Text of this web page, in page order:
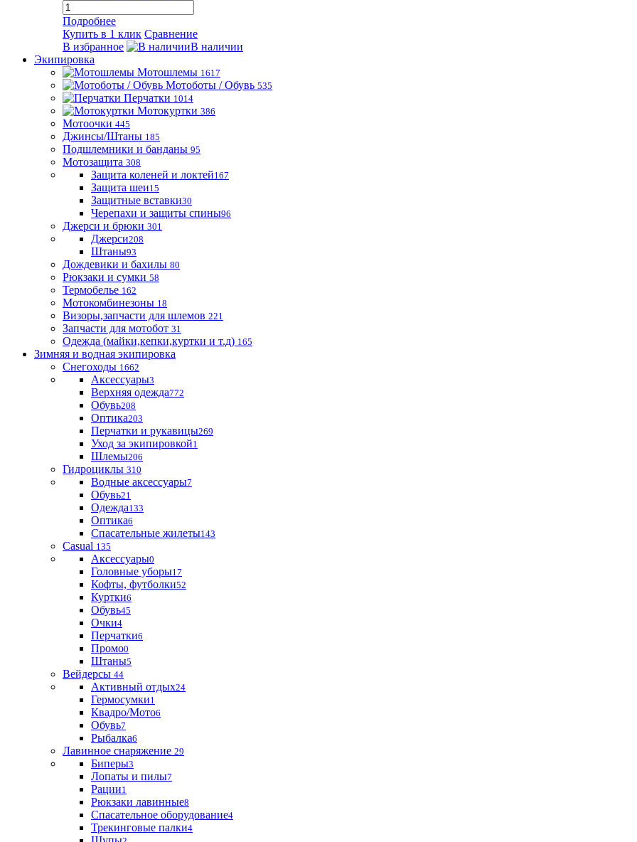
Подробнее
Купить в 1 клик Сравнение
В избранное
В наличии
Экипировка
Мотошлемы 1617
Мотоботы / Обувь 535
Перчатки 1014
Мотокуртки 386
Мотоочки 445
Джинсы/Штаны 185
Подшлемники и банданы 95
Мотозащита 308
Защита коленей и локтей167
Защита шеи15
Защитные вставки30
Черепахи и защиты спины96
Джерси и брюки 301
Джерси208
Штаны93
Дождевики и бахилы 80
Рюкзаки и сумки 58
Термобелье 162
Мотокомбинезоны 18
Визоры,запчасти для шлемов 221
Запчасти для мотобот 31
Одежда (майки,кепки,куртки и т.д) 165
Зимняя и водная экипировка
Снегоходы 1662
Аксессуары3
Верхняя одежда772
Обувь208
Оптика203
Перчатки и рукавицы269
Уход за экипировкой1
Шлемы206
Гидроциклы 310
Водные аксессуары7
Обувь21
Одежда133
Оптика6
Спасательные жилеты143
Casual 135
Аксессуары0
Головные уборы17
Кофты, футболки52
Куртки6
Обувь45
Очки4
Перчатки6
Промо0
Штаны5
Вейдерсы 44
Активный отдых24
Гермосумки1
Квадро/Мото6
Обувь7
Рыбалка6
Лавинное снаряжение 29
Биперы3
Лопаты и пилы7
Рации1
Рюкзаки лавинные8
Спасательное оборудование4
Трекинговые палки4